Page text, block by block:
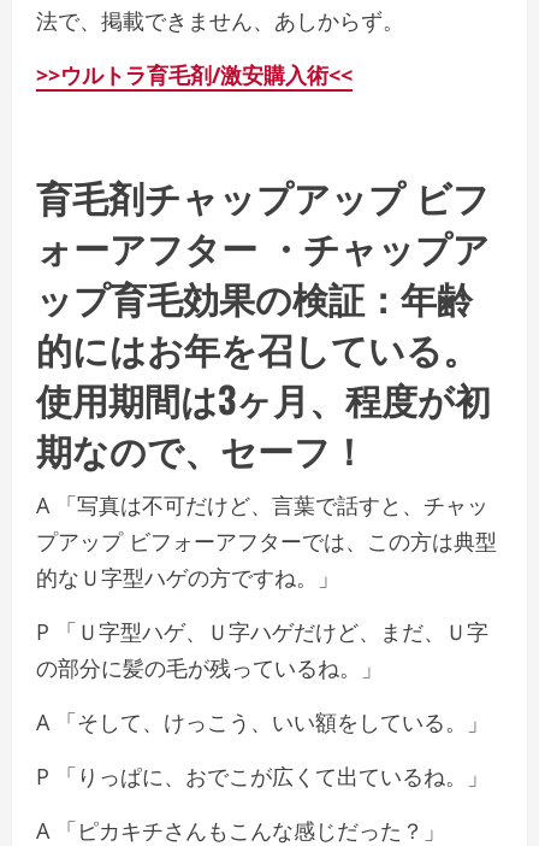
法で、掲載できません、あしからず。
>>ウルトラ育毛剤/激安購入術<<
育毛剤チャップアップ ビフ
ォーアフター ・チャップア
ップ育毛効果の検証：年齢
的にはお年を召している。
使用期間は3ヶ月、程度が初
期なので、セーフ！
A 「写真は不可だけど、言葉で話すと、チャッ
プアップ ビフォーアフターでは、この方は典型
的なＵ字型ハゲの方ですね。」
P 「Ｕ字型ハゲ、Ｕ字ハゲだけど、まだ、Ｕ字
の部分に髪の毛が残っているね。」
A 「そして、けっこう、いい額をしている。」
P 「りっぱに、おでこが広くて出ているね。」
A 「ピカキチさんもこんな感じだった？」